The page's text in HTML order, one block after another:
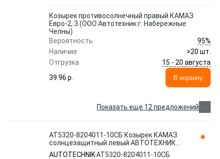
Козырек противосолнечный правый КАМАЗ
Евро-2, 3 (ООО Автотехник г. Набережные
Челны)
Вероятность
95%
Наличие
>20 шт.
Отгрузка
15 - 20 августа
39.96 p.
В корзину
Показать еще 12 предложений
АТ5320-8204011-10СБ Козырек КАМАЗ
солнцезащитный левый АВТОТЕХНИК
AUTOTECHNIK
AUTOTECHNIKАТ5320-8204011-10СБ